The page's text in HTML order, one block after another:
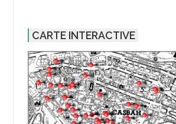
CARTE INTERACTIVE